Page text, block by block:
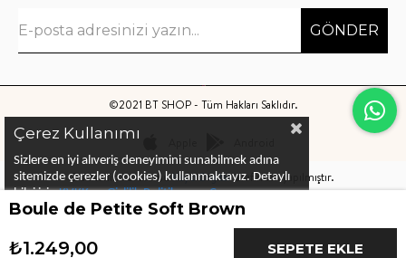
GÖNDER
©2021 BT SHOP - Tüm Hakları Saklıdır.
Bu sitenin kurulumuKeyo Digitaltarafından yapılmıştır.
Çerez Kullanımı
Sizlere en iyi alıveriş deneyimini sunabilmek adına
sitemizde çerezler (cookies) kullanmaktayız. Detaylı
bilgi için KVKK ve Gizlilik Politikası veÇerez
Politikalarını inceleyebilirsiniz
Boule de Petite Soft Brown
₺1.249,00